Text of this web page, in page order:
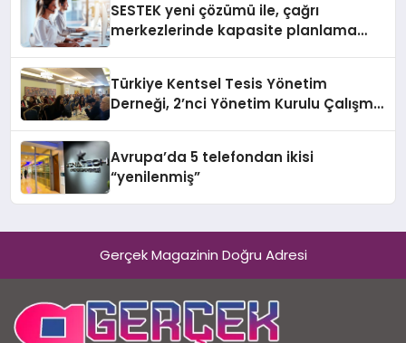
SESTEK yeni çözümü ile, çağrı
merkezlerinde kapasite planlama
Türkiye Kentsel Tesis Yönetim
Derneği, 2’nci Yönetim Kurulu Çalışma
Avrupa’da 5 telefondan ikisi
“yenilenmiş”
Gerçek Magazinin Doğru Adresi